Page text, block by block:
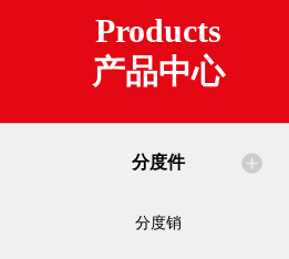
Products
产品中心
分度件
分度销